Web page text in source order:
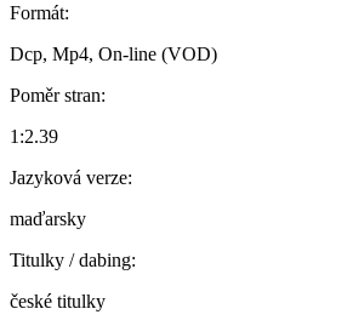
Formát:
Dcp, Mp4, On-line (VOD)
Poměr stran:
1:2.39
Jazyková verze:
maďarsky
Titulky / dabing:
české titulky